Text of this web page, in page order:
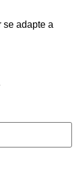
se adapte a